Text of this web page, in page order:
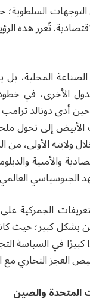
السلطوية؛
تُعزز هذه
الصناعة المحلية،
الأخرى، في
فمنذ 20 يناير
إلى تحول
ولايته الأولى، من
والأمنية
الجيوسياسي
كبيرًا في السياسة
العجز التجاري
المتحدة والصين